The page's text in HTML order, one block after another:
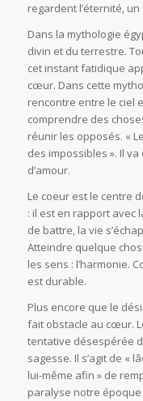
regardent l’éternité,
Dans la mythologie
divin et du terrestre.
cet instant fatidique
cœur. Dans cette
rencontre entre le ciel
comprendre des
réunir les opposés. «
des impossibles ». Il
d’amour.
Le coeur est le centre
: il est en rapport avec
de battre, la vie
Atteindre quelque
les sens : l’harmonie.
est durable.
Plus encore que le
fait obstacle au cœur.
tentative désespérée
sagesse. Il s’agit de «
lui-même afin » de
paralyse notre